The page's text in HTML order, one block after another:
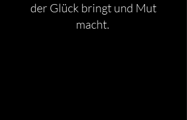
der Glück bringt und Mut
macht.